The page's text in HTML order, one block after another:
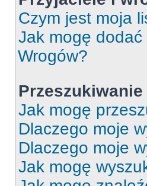
Czym jest moja
Jak mogę dodać
Wrogów?
Jak mogę
Dlaczego moje
Dlaczego moje
Jak mogę